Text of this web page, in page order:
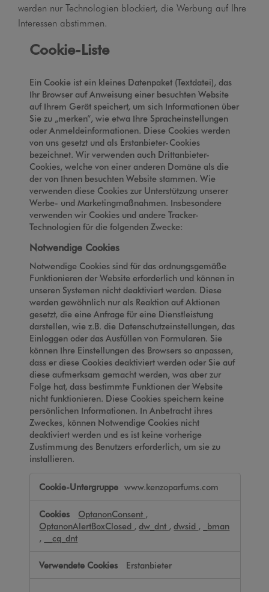
werden nur Technologien blockiert, die Werbung auf Ihre
Interessen abstimmen.
Cookie-Liste
Ein Cookie ist ein kleines Datenpaket (Textdatei), das
Ihr Browser auf Anweisung einer besuchten Website
auf Ihrem Gerät speichert, um sich Informationen über
Sie zu „merken“, wie etwa Ihre Spracheinstellungen
oder Anmeldeinformationen. Diese Cookies werden
von uns gesetzt und als Erstanbieter-Cookies
bezeichnet. Wir verwenden auch Drittanbieter-
Cookies, welche von einer anderen Domäne als die
der von Ihnen besuchten Website stammen. Wie
verwenden diese Cookies zur Unterstützung unserer
Werbe- und Marketingmaßnahmen. Insbesondere
verwenden wir Cookies und andere Tracker-
Technologien für die folgenden Zwecke:
Notwendige Cookies
Notwendige Cookies sind für das ordnungsgemäße
Funktionieren der Website erforderlich und können in
unseren Systemen nicht deaktiviert werden. Diese
werden gewöhnlich nur als Reaktion auf Aktionen
gesetzt, die eine Anfrage für eine Dienstleistung
darstellen, wie z.B. die Datenschutzeinstellungen, das
Einloggen oder das Ausfüllen von Formularen. Sie
können Ihre Einstellungen des Browsers so anpassen,
dass er diese Cookies deaktiviert werden oder Sie auf
diese aufmerksam gemacht werden, was aber zur
Folge hat, dass bestimmte Funktionen der Website
nicht funktionieren. Diese Cookies speichern keine
persönlichen Informationen. In Anbetracht ihres
Zweckes, können Notwendige Cookies nicht
deaktiviert werden und es ist keine vorherige
Zustimmung des Benutzers erforderlich, um sie zu
installieren.
Cookies
www.kenzoparfums.com
OptanonConsent ,
OptanonAlertBoxClosed ,dw_dnt ,dwsid ,
_bman
,
__cq_dnt
Erstanbieter